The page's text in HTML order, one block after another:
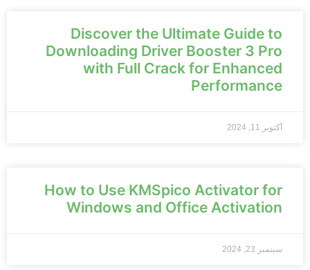
Discover the Ultimate Guide to
Downloading Driver Booster 3 Pro
with Full Crack for Enhanced
Performance
أكتوبر 11, 2024
How to Use KMSpico Activator for
Windows and Office Activation
سبتمبر 23, 2024